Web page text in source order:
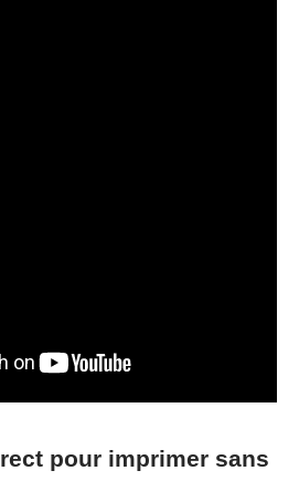
pour imprimer sans